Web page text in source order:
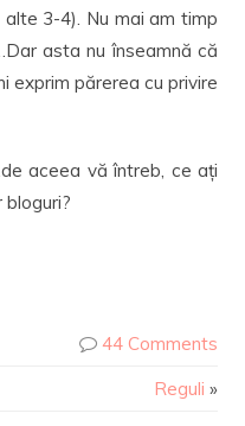
3-4). Nu mai am timp
asta nu înseamnă că
exprim părerea cu privire
aceea vă întreb, ce ați
44 Comments
Reguli »